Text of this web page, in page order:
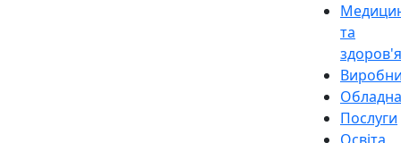
та
здоров'я
Послуги